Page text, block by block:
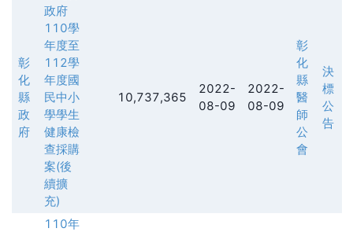
彰
化
縣
政
府
政府
110學
年度至
112學
年度國
民中小
學學生
健康檢
查採購
案(後
續擴
充)
10,737,365
2022-
08-09
2022-
08-09
彰
化
縣
醫
師
公
會
決
標
公
告
110年